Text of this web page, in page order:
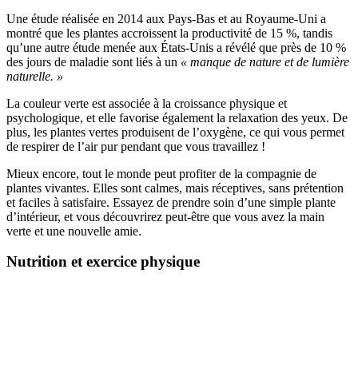
Une étude réalisée en 2014 aux Pays-Bas et au Royaume-Uni a
montré que les plantes accroissent la productivité de 15 %, tandis
qu’une autre étude menée aux États-Unis a révélé que près de 10 %
des jours de maladie sont liés à un « manque de nature et de lumière
naturelle. »
La couleur verte est associée à la croissance physique et
psychologique, et elle favorise également la relaxation des yeux. De
plus, les plantes vertes produisent de l’oxygène, ce qui vous permet
de respirer de l’air pur pendant que vous travaillez !
Mieux encore, tout le monde peut profiter de la compagnie de
plantes vivantes. Elles sont calmes, mais réceptives, sans prétention
et faciles à satisfaire. Essayez de prendre soin d’une simple plante
d’intérieur, et vous découvrirez peut-être que vous avez la main
verte et une nouvelle amie.
Nutrition et exercice physique